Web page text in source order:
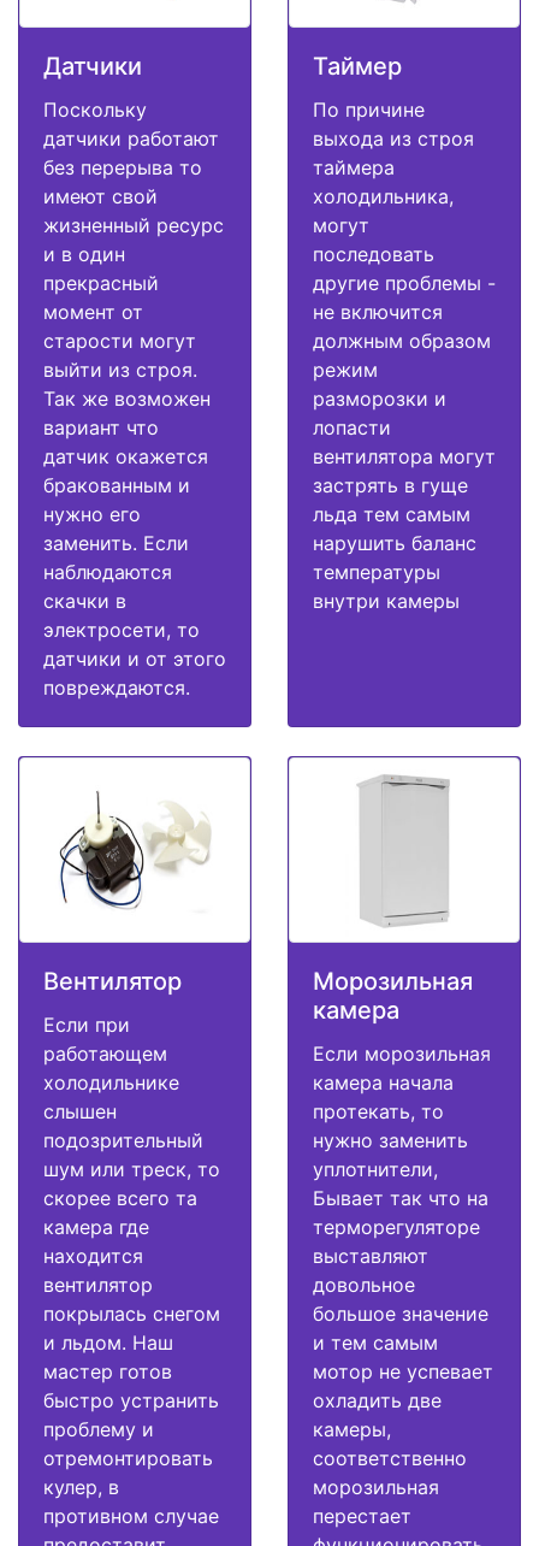
Датчики
Поскольку
датчики работают
без перерыва то
имеют свой
жизненный ресурс
и в один
прекрасный
момент от
старости могут
выйти из строя.
Так же возможен
вариант что
датчик окажется
бракованным и
нужно его
заменить. Если
наблюдаются
скачки в
электросети, то
датчики и от этого
повреждаются.
Таймер
По причине
выхода из строя
таймера
холодильника,
могут
последовать
другие проблемы -
не включится
должным образом
режим
разморозки и
лопасти
вентилятора могут
застрять в гуще
льда тем самым
нарушить баланс
температуры
внутри камеры
Вентилятор
Если при
работающем
холодильнике
слышен
подозрительный
шум или треск, то
скорее всего та
камера где
находится
вентилятор
покрылась снегом
и льдом. Наш
мастер готов
быстро устранить
проблему и
отремонтировать
кулер, в
противном случае
Морозильная
камера
Если морозильная
камера начала
протекать, то
нужно заменить
уплотнители,
Бывает так что на
терморегуляторе
выставляют
довольное
большое значение
и тем самым
мотор не успевает
охладить две
камеры,
соответственно
морозильная
перестает